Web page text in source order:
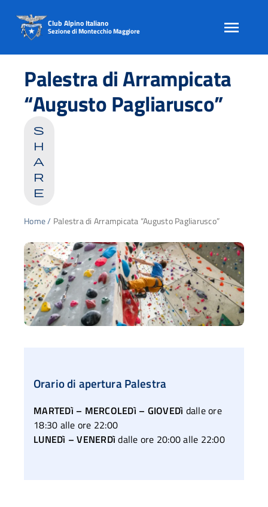
content
Club Alpino Italiano
Sezione di Montecchio Maggiore
Palestra di Arrampicata
“Augusto Pagliarusco”
s
h
a
r
e
Home/ Palestra di Arrampicata “Augusto Pagliarusco”
Orario di apertura Palestra
MARTEDì – MERCOLEDì – GIOVEDì dalle ore
18:30 alle ore 22:00
LUNEDì – VENERDìdalle ore 20:00 alle 22:00